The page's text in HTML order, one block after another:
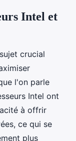
Intel et
crucial
l'on parle
Intel ont
à offrir
ce qui se
plus